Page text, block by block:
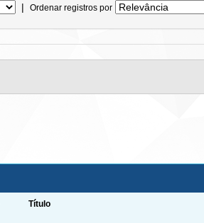
| Ordenar registros por
Título